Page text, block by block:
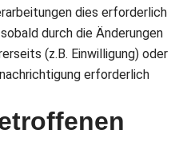
dies erforderlich
durch die Änderungen
(z.B. Einwilligung) oder
erforderlich